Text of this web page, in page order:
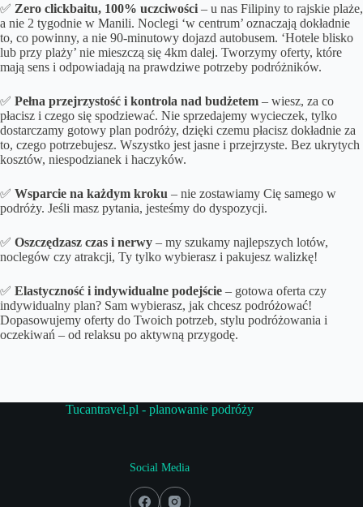
✅ Zero clickbaitu, 100% uczciwości – u nas Filipiny to rajskie plaże,
a nie 2 tygodnie w Manili. Noclegi ‘w centrum’ oznaczają dokładnie
to, co powinny, a nie 90-minutowy dojazd autobusem. ‘Hotele blisko
lub przy plaży’ nie mieszczą się 4km dalej. Tworzymy oferty, które
mają sens i odpowiadają na prawdziwe potrzeby podróżników.
✅ Pełna przejrzystość i kontrola nad budżetem – wiesz, za co
płacisz i czego się spodziewać. Nie sprzedajemy wycieczek, tylko
dostarczamy gotowy plan podróży, dzięki czemu płacisz dokładnie za
to, czego potrzebujesz. Wszystko jest jasne i przejrzyste. Bez ukrytych
kosztów, niespodzianek i haczyków.
✅ Wsparcie na każdym kroku – nie zostawiamy Cię samego w
podróży. Jeśli masz pytania, jesteśmy do dyspozycji.
✅ Oszczędzasz czas i nerwy – my szukamy najlepszych lotów,
noclegów czy atrakcji, Ty tylko wybierasz i pakujesz walizkę!
✅ Elastyczność i indywidualne podejście – gotowa oferta czy
indywidualny plan? Sam wybierasz, jak chcesz podróżować!
Dopasowujemy oferty do Twoich potrzeb, stylu podróżowania i
oczekiwań – od relaksu po aktywną przygodę.
Tucantravel.pl - planowanie podróży
Social Media